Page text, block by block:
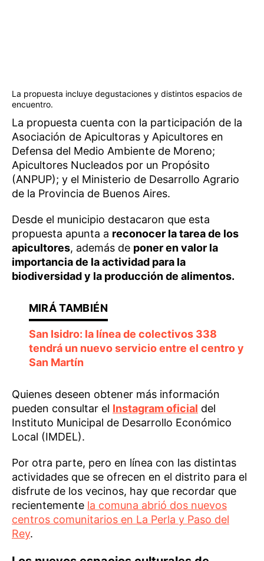
La propuesta incluye degustaciones y distintos espacios de
encuentro.
La propuesta cuenta con la participación de la
Asociación de Apicultoras y Apicultores en
Defensa del Medio Ambiente de Moreno;
Apicultores Nucleados por un Propósito
(ANPUP); y el Ministerio de Desarrollo Agrario
de la Provincia de Buenos Aires.
Desde el municipio destacaron que esta
propuesta apunta a reconocer la tarea de los
apicultores, además de poner en valor la
importancia de la actividad para la
biodiversidad y la producción de alimentos.
San Isidro: la línea de colectivos 338
tendrá un nuevo servicio entre el centro y
San Martín
Quienes deseen obtener más información
pueden consultar el Instagram oficial del
Instituto Municipal de Desarrollo Económico
Local (IMDEL).
Por otra parte, pero en línea con las distintas
actividades que se ofrecen en el distrito para el
disfrute de los vecinos, hay que recordar que
recientemente la comuna abrió dos nuevos
centros comunitarios en La Perla y Paso del
Rey.